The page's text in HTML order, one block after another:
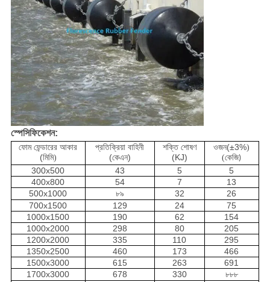
স্পেসিফিকেশন:
ফোম ফেন্ডারের আকার
(মিমি)
প্রতিক্রিয়া বাহিনী
(কেএন)
শক্তি শোষণ
(KJ)
ওজন(±3%)
(কেজি)
300x500 43 5
5
400x800
54 7
13
500x1000
৮৯ 32
26
700x1500
129 24
75
1000x1500
190 62
154
1000x2000
298 80
205
1200x2000
335 110
295
1350x2500
460 173
466
1500x3000
615 263
691
1700x3000
678 330
৮৮৮